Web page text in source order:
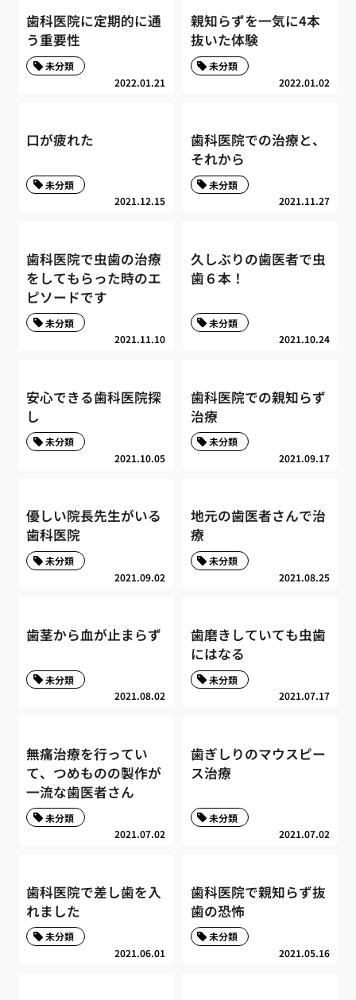
歯科医院に定期的に通
う重要性
2022.01.21
未分類
親知らずを一気に4本
抜いた体験
2022.01.02
未分類
口が疲れた
2021.12.15
未分類
歯科医院での治療と、
それから
2021.11.27
未分類
歯科医院で虫歯の治療
をしてもらった時のエ
ピソードです
2021.11.10
未分類
久しぶりの歯医者で虫
歯６本！
2021.10.24
未分類
安心できる歯科医院探
し
2021.10.05
未分類
歯科医院での親知らず
治療
2021.09.17
未分類
優しい院長先生がいる
歯科医院
2021.09.02
未分類
地元の歯医者さんで治
療
2021.08.25
未分類
歯茎から血が止まらず
2021.08.02
未分類
歯磨きしていても虫歯
にはなる
2021.07.17
未分類
無痛治療を行ってい
て、つめものの製作が
一流な歯医者さん
2021.07.02
未分類
歯ぎしりのマウスピー
ス治療
2021.07.02
未分類
歯科医院で差し歯を入
れました
2021.06.01
未分類
歯科医院で親知らず抜
歯の恐怖
2021.05.16
未分類